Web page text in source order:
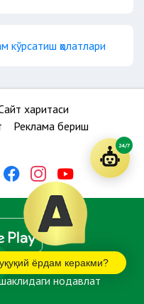
ҳолатлари
харитаси
Реклама бериш
нодавлат
ёрдам керакми?
24/7